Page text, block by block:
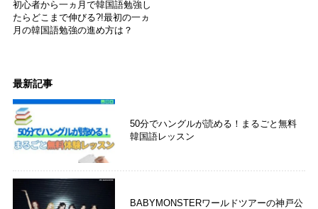
初心者から一ヵ月で韓国語勉強し
たらどこまで伸びる?!最初の一ヵ
月の韓国語勉強の進め方は？
最新記事
50分でハングルが読める！まるごと無料
韓国語レッスン
BABYMONSTERワールドツアーの神戸公